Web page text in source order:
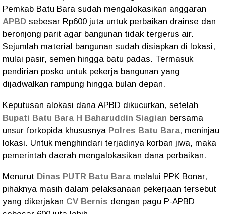
Pemkab Batu Bara sudah mengalokasikan anggaran
APBD sebesar Rp600 juta untuk perbaikan drainse dan
beronjong parit agar bangunan tidak tergerus air.
Sejumlah material bangunan sudah disiapkan di lokasi,
mulai pasir, semen hingga batu padas. Termasuk
pendirian posko untuk pekerja bangunan yang
dijadwalkan rampung hingga bulan depan.
Keputusan alokasi dana APBD dikucurkan, setelah
Bupati Batu Bara H Baharuddin Siagian bersama
unsur forkopida khususnya Polres Batu Bara, meninjau
lokasi. Untuk menghindari terjadinya korban jiwa, maka
pemerintah daerah mengalokasikan dana perbaikan.
Menurut Dinas PUTR Batu Baramelalui PPK Bonar,
pihaknya masih dalam pelaksanaan pekerjaan tersebut
yang dikerjakan CV Bernis dengan pagu P-APBD